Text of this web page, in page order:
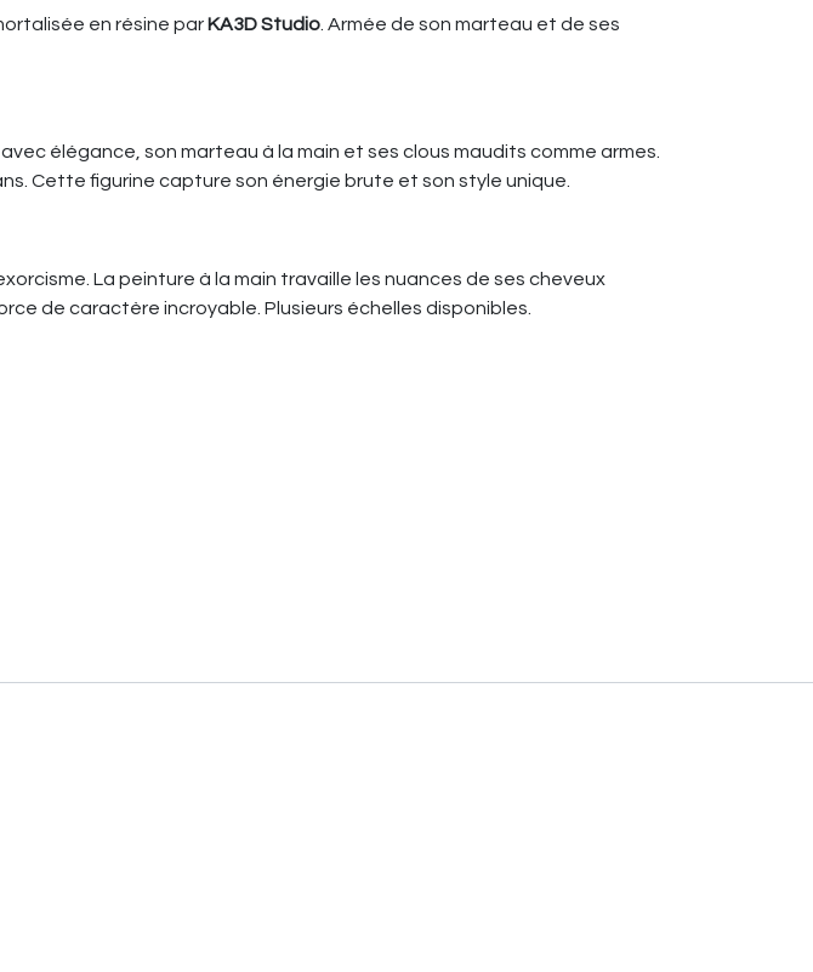
en résine par KA3D Studio . Armée de son marteau et de ses
élégance, son marteau à la main et ses clous maudits comme armes.
Cette figurine capture son énergie brute et son style unique.
La peinture à la main travaille les nuances de ses cheveux
de caractère incroyable. Plusieurs échelles disponibles.